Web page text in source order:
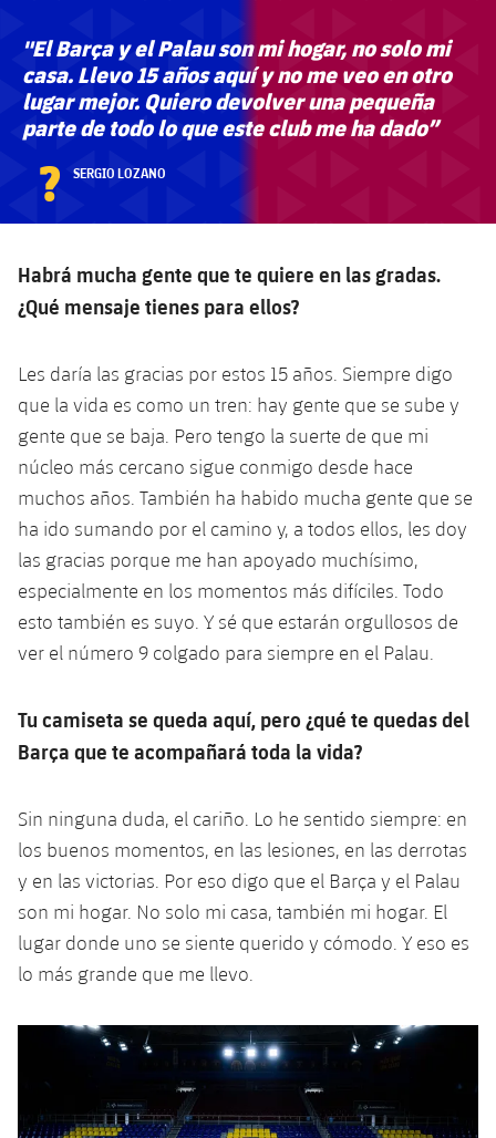
"El Barça y el Palau son mi hogar, no solo mi
casa. Llevo 15 años aquí y no me veo en otro
lugar mejor. Quiero devolver una pequeña
parte de todo lo que este club me ha dado”
? SERGIO LOZANO
Habrá mucha gente que te quiere en las gradas.
¿Qué mensaje tienes para ellos?
Les daría las gracias por estos 15 años. Siempre digo
que la vida es como un tren: hay gente que se sube y
gente que se baja. Pero tengo la suerte de que mi
núcleo más cercano sigue conmigo desde hace
muchos años. También ha habido mucha gente que se
ha ido sumando por el camino y, a todos ellos, les doy
las gracias porque me han apoyado muchísimo,
especialmente en los momentos más difíciles. Todo
esto también es suyo. Y sé que estarán orgullosos de
ver el número 9 colgado para siempre en el Palau.
Tu camiseta se queda aquí, pero ¿qué te quedas del
Barça que te acompañará toda la vida?
Sin ninguna duda, el cariño. Lo he sentido siempre: en
los buenos momentos, en las lesiones, en las derrotas
y en las victorias. Por eso digo que el Barça y el Palau
son mi hogar. No solo mi casa, también mi hogar. El
lugar donde uno se siente querido y cómodo. Y eso es
lo más grande que me llevo.